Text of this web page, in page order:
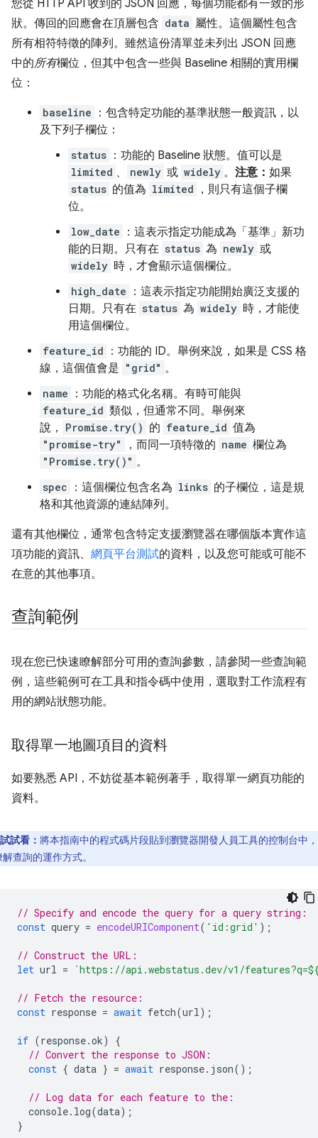
您從 HTTP API 收到的 JSON 回應，每個功能都有一致的形
狀。傳回的回應會在頂層包含 data 屬性。這個屬性包含
所有相符特徵的陣列。雖然這份清單並未列出 JSON 回應
中的所有欄位，但其中包含一些與 Baseline 相關的實用欄
位：
baseline
：包含特定功能的基準狀態一般資訊，以
及下列子欄位：
status ：功能的 Baseline 狀態。值可以是
limited 、 newly 或 widely 。 注意： 如果
status 的值為 limited
，則只有這個子欄
位。
low_date
：這表示指定功能成為「基準」新功
能的日期。只有在 status 為 newly 或
widely 時，才會顯示這個欄位。
high_date
：這表示指定功能開始廣泛支援的
日期。只有在 status 為 widely 時，才能使
用這個欄位。
feature_id
：功能的 ID。舉例來說，如果是 CSS 格
線，這個值會是 "grid" 。
name ：功能的格式化名稱。有時可能與
feature_id 類似，但通常不同。舉例來
說，
Promise.try() 的 feature_id 值為
"promise-try" ，而同一項特徵的 name 欄位為
"Promise.try()" 。
spec ：這個欄位包含名為 links 的子欄位，這是規
格和其他資源的連結陣列。
還有其他欄位，通常包含特定支援瀏覽器在哪個版本實作這
項功能的資訊、 網頁平台測試的資料，以及您可能或可能不
在意的其他事項。
查詢範例
現在您已快速瞭解部分可用的查詢參數，請參閱一些查詢範
例，這些範例可在工具和指令碼中使用，選取對工作流程有
用的網站狀態功能。
取得單一地圖項目的資料
如要熟悉 API，不妨從基本範例著手，取得單一網頁功能的
資料。
試試看： 將本指南中的程式碼片段貼到瀏覽器開發人員工具的控制台中
查詢的運作方式。
// Specify and encode the query for a query string:
const query = encodeURIComponent( 'id:grid' );
// Construct the URL:
let url = `https://api.webstatus.dev/v1/features?q=
// Fetch the resource:
const response = await fetch(url);
if (response.ok)
{
// Convert the response to JSON:
const { data } = await response. json();
// Log data for each feature to the:
console. log(data);
}